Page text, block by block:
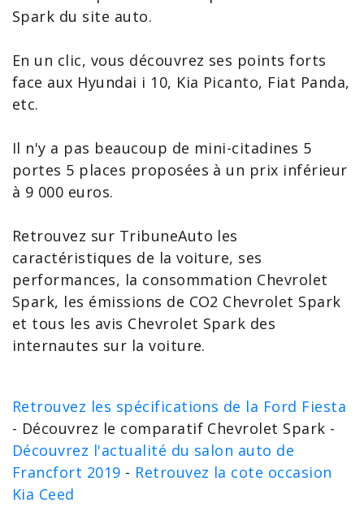
Spark du site auto.
En un clic, vous découvrez ses points forts
face aux Hyundai i 10, Kia Picanto, Fiat Panda,
etc.
Il n'y a pas beaucoup de mini-citadines 5
portes 5 places proposées à un prix inférieur
à 9 000 euros.
Retrouvez sur TribuneAuto les
caractéristiques de la voiture, ses
performances, la consommation Chevrolet
Spark, les émissions de CO2 Chevrolet Spark
et tous les avis Chevrolet Spark des
internautes sur la voiture.
Retrouvez les spécifications de la Ford Fiesta
- Découvrez le comparatif Chevrolet Spark -
Découvrez l'actualité du salon auto de
Francfort 2019 - Retrouvez la cote occasion
Kia Ceed